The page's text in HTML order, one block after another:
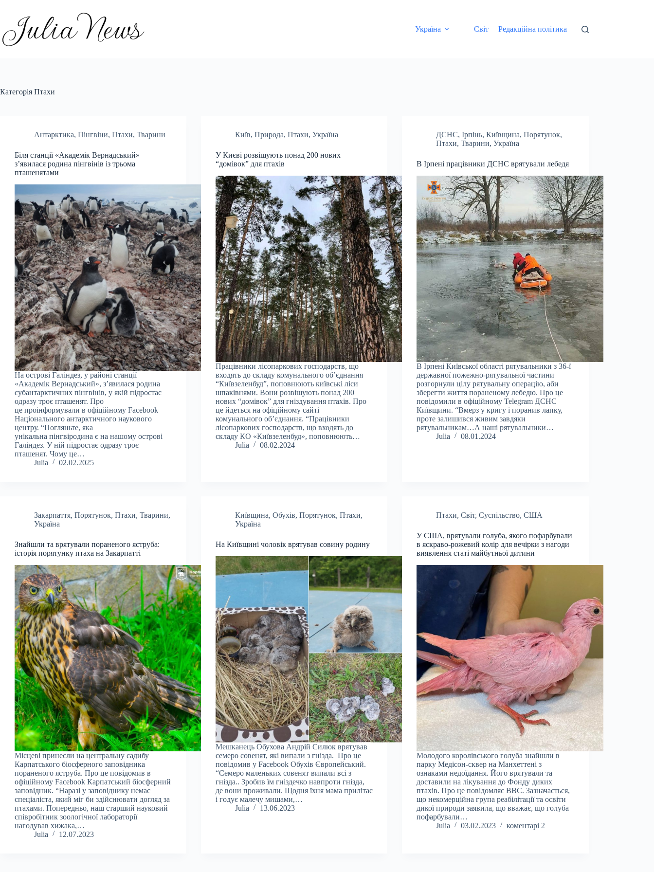
вмісту
Україна
Світ Редакційна політика
Категорія Птахи
Антарктика, Пінгвіни, Птахи, Тварини
Біля станції «Академік Вернадський»
з’явилася родина пінгвінів із трьома
пташенятами
На острові Галіндез, у районі станції
«Академік Вернадський», з’явилася родина
субантарктичних пінгвінів, у якій підростає
одразу троє пташенят. Про
це проінформували в офіційному Facebook
Національного антарктичного наукового
центру. “Погляньте, яка
унікальна пінгвіродина є на нашому острові
Галіндез. У ній підростає одразу троє
пташенят. Чому це…
Julia
02.02.2025
Київ,Природа,Птахи,Україна
У Києві розвішують понад 200 нових
“домівок” для птахів
Працівники лісопаркових господарств, що
входять до складу комунального об’єднання
“Київзеленбуд”, поповнюють київські ліси
шпаківнями. Вони розвішують понад 200
нових “домівок” для гніздування птахів. Про
це йдеться на офіційному сайті
комунального об’єднання. “Працівники
лісопаркових господарств, що входять до
складу КО «Київзеленбуд», поповнюють…
Julia
08.02.2024
ДСНС,Ірпінь,Київщина,Порятунок,
Птахи,Тварини,Україна
В Ірпені працівники ДСНС врятували лебедя
В Ірпені Київської області рятувальники з 36-ї
державної пожежно-рятувальної частини
розгорнули цілу рятувальну операцію, аби
зберегти життя пораненому лебедю. Про це
повідомили в офіційному Telegram ДСНС
Київщини. “Вмерз у кригу і поранив лапку,
проте залишився живим завдяки
рятувальникам…А наші рятувальники…
Julia
08.01.2024
Закарпаття, Порятунок, Птахи, Тварини,
Україна
Знайшли та врятували пораненого яструба:
історія порятунку птаха на Закарпатті
Місцеві принесли на центральну садибу
Карпатського біосферного заповідника
пораненого яструба. Про це повідомив в
офіційному Facebook Карпатський біосферний
заповідник. “Наразі у заповіднику немає
спеціаліста, який міг би здійснювати догляд за
птахами. Попередньо, наш старший науковий
співробітник зоологічної лабораторії
нагодував хижака,…
Julia
12.07.2023
Київщина,Обухів,Порятунок,Птахи,
Україна
На Київщині чоловік врятував совину родину
Мешканець Обухова Андрій Силюк врятував
семеро совенят, які випали з гнізда. Про це
повідомив у Facebook Обухів Європейський.
“Семеро маленьких совенят випали всі з
гнізда.. Зробив їм гніздечко навпроти гнізда,
де вони проживали. Щодня їхня мама прилітає
і годує малечу мишами,…
Julia
13.06.2023
Птахи,Світ,Суспільство,США
У США, врятували голуба, якого пофарбували
в яскраво-рожевий колір для вечірки з нагоди
виявлення статі майбутньої дитини
Молодого королівського голуба знайшли в
парку Медісон-сквер на Манхеттені з
ознаками недоїдання. Його врятували та
доставили на лікування до Фонду диких
птахів. Про це повідомляє ВВС. Зазначається,
що некомерційна група реабілітації та освіти
дикої природи заявила, що вважає, що голуба
пофарбували…
Julia
03.02.2023 коментарі 2